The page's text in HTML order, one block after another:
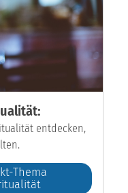
entdecken,
Thema